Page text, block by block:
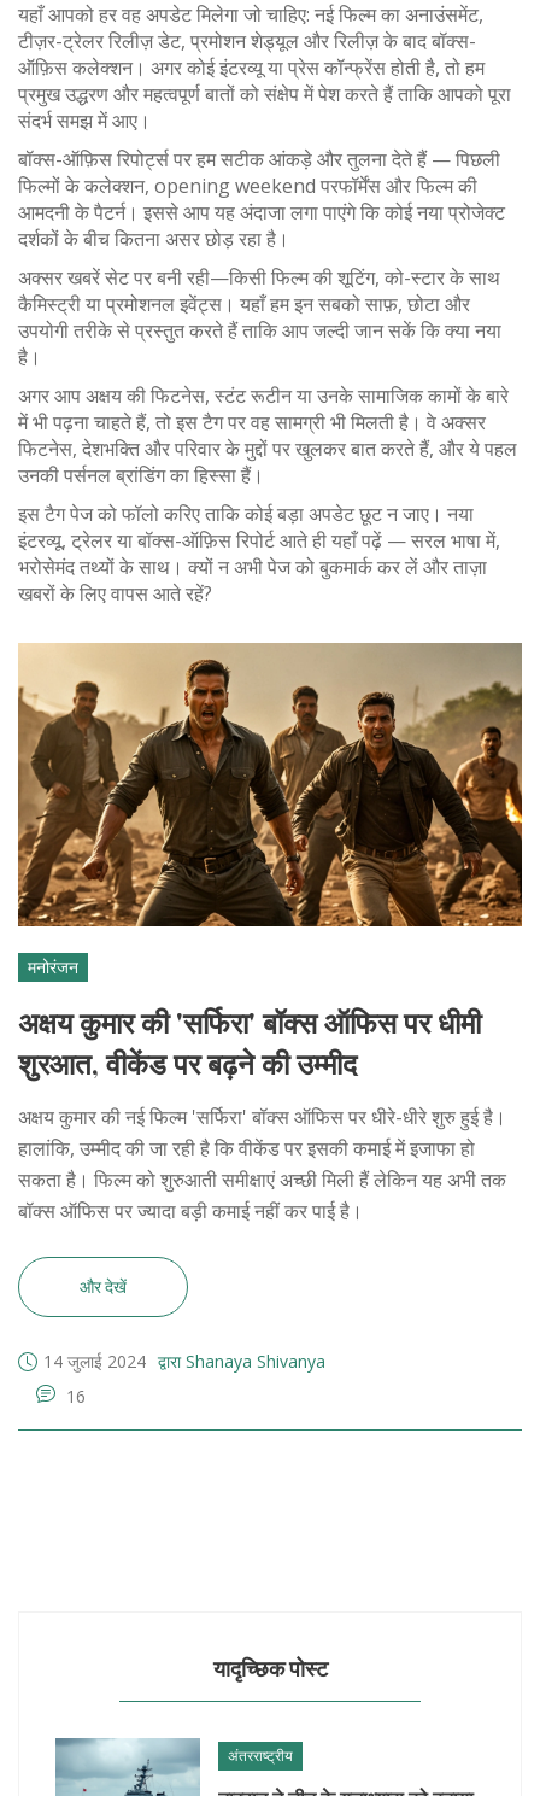
यहाँ आपको हर वह अपडेट मिलेगा जो चाहिए: नई फिल्म का अनाउंसमेंट,
टीज़र-ट्रेलर रिलीज़ डेट, प्रमोशन शेड्यूल और रिलीज़ के बाद बॉक्स-
ऑफ़िस कलेक्शन। अगर कोई इंटरव्यू या प्रेस कॉन्फ्रेंस होती है, तो हम
प्रमुख उद्धरण और महत्वपूर्ण बातों को संक्षेप में पेश करते हैं ताकि आपको पूरा
संदर्भ समझ में आए।
बॉक्स-ऑफ़िस रिपोर्ट्स पर हम सटीक आंकड़े और तुलना देते हैं — पिछली
फिल्मों के कलेक्शन, opening weekend परफॉर्मेंस और फिल्म की
आमदनी के पैटर्न। इससे आप यह अंदाजा लगा पाएंगे कि कोई नया प्रोजेक्ट
दर्शकों के बीच कितना असर छोड़ रहा है।
अक्सर खबरें सेट पर बनी रही—किसी फिल्म की शूटिंग, को-स्टार के साथ
कैमिस्ट्री या प्रमोशनल इवेंट्स। यहाँ हम इन सबको साफ़, छोटा और
उपयोगी तरीके से प्रस्तुत करते हैं ताकि आप जल्दी जान सकें कि क्या नया
है।
अगर आप अक्षय की फिटनेस, स्टंट रूटीन या उनके सामाजिक कामों के बारे
में भी पढ़ना चाहते हैं, तो इस टैग पर वह सामग्री भी मिलती है। वे अक्सर
फिटनेस, देशभक्ति और परिवार के मुद्दों पर खुलकर बात करते हैं, और ये पहल
उनकी पर्सनल ब्रांडिंग का हिस्सा हैं।
इस टैग पेज को फॉलो करिए ताकि कोई बड़ा अपडेट छूट न जाए। नया
इंटरव्यू, ट्रेलर या बॉक्स-ऑफ़िस रिपोर्ट आते ही यहाँ पढ़ें — सरल भाषा में,
भरोसेमंद तथ्यों के साथ। क्यों न अभी पेज को बुकमार्क कर लें और ताज़ा
खबरों के लिए वापस आते रहें?
मनोरंजन
अक्षय कुमार की 'सर्फिरा' बॉक्स ऑफिस पर धीमी
शुरआत, वीकेंड पर बढ़ने की उम्मीद
अक्षय कुमार की नई फिल्म 'सर्फिरा' बॉक्स ऑफिस पर धीरे-धीरे शुरु हुई है।
हालांकि, उम्मीद की जा रही है कि वीकेंड पर इसकी कमाई में इजाफा हो
सकता है। फिल्म को शुरुआती समीक्षाएं अच्छी मिली हैं लेकिन यह अभी तक
बॉक्स ऑफिस पर ज्यादा बड़ी कमाई नहीं कर पाई है।
और देखें
14 जुलाई 2024 द्वारा Shanaya Shivanya
16
यादृच्छिक पोस्ट
अंतरराष्ट्रीय